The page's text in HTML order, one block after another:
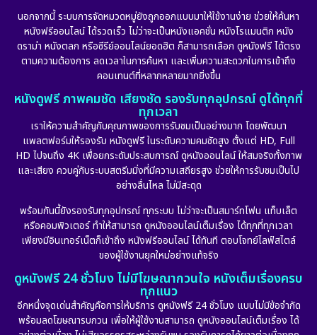
นอกจากนี้ ระบบการจัดหมวดหมู่ยังถูกออกแบบมาให้ใช้งานง่าย ช่วยให้ค้นหา
หนังฟรีออนไลน์ ได้รวดเร็ว ไม่ว่าจะเป็นหนังแอคชั่น หนังโรแมนติก หนัง
ดราม่า หนังตลก หรือซีรีย์ออนไลน์ยอดฮิต ก็สามารถเลือก ดูหนังฟรี ได้ตรง
ตามความต้องการ ลดเวลาในการค้นหา และเพิ่มความสะดวกในการเข้าถึง
คอนเทนต์ที่หลากหลายมากยิ่งขึ้น
หนังดูฟรี ภาพคมชัด เสียงชัด รองรับทุกอุปกรณ์ ดูได้ทุกที่
ทุกเวลา
เราให้ความสำคัญกับคุณภาพของการรับชมเป็นอย่างมาก โดยพัฒนา
แพลตฟอร์มให้รองรับ หนังดูฟรี ในระดับความคมชัดสูง ตั้งแต่ HD, Full
HD ไปจนถึง 4K เพื่อยกระดับประสบการณ์ ดูหนังออนไลน์ ให้สมจริงทั้งภาพ
และเสียง ควบคู่กับระบบสตรีมมิ่งที่มีความเสถียรสูง ช่วยให้การรับชมเป็นไป
อย่างลื่นไหล ไม่มีสะดุด
พร้อมกันนี้ยังรองรับทุกอุปกรณ์ ทุกระบบ ไม่ว่าจะเป็นสมาร์ทโฟน แท็บเล็ต
หรือคอมพิวเตอร์ ทำให้สามารถ ดูหนังออนไลน์เต็มเรื่อง ได้ทุกที่ทุกเวลา
เพียงมีอินเทอร์เน็ตก็เข้าถึง หนังฟรีออนไลน์ ได้ทันที ตอบโจทย์ไลฟ์สไตล์
ของผู้ใช้งานยุคใหม่อย่างแท้จริง
ดูหนังฟรี 24 ชั่วโมง ไม่มีโฆษณากวนใจ หนังเต็มเรื่องครบ
ทุกแนว
อีกหนึ่งจุดเด่นสำคัญคือการให้บริการ ดูหนังฟรี 24 ชั่วโมง แบบไม่มีข้อจำกัด
พร้อมลดโฆษณารบกวน เพื่อให้ผู้ใช้งานสามารถ ดูหนังออนไลน์เต็มเรื่อง ได้